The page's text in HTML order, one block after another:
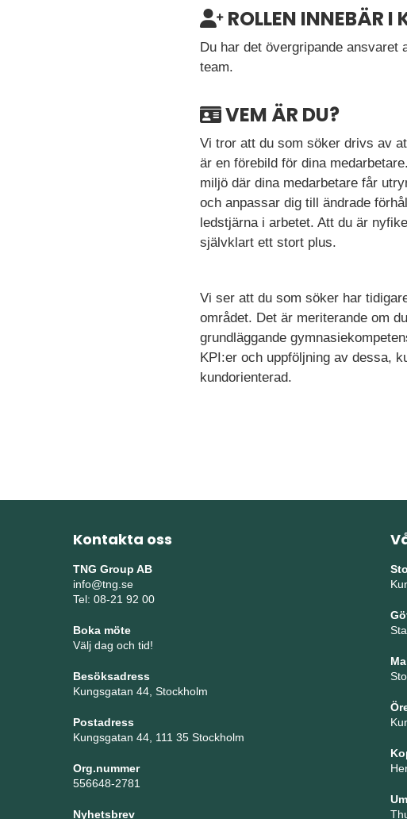
ROLLEN INNEBÄR I
Du har det övergripande ansvaret
team.
VEM ÄR DU?
Vi tror att du som söker drivs av
är en förebild för dina
miljö där dina medarbetare får
och anpassar dig till ändrade
ledstjärna i arbetet. Att du är
självklart ett stort plus.
Vi ser att du som söker har
området. Det är meriterande om
grundläggande
KPI:er och uppföljning av dessa,
kundorienterad.
Kontakta oss
TNG Group AB
info@tng.se
Tel: 08-21 92 00
Boka möte
Välj dag och tid!
Besöksadress
Kungsgatan 44, Stockholm
Postadress
Kungsgatan 44, 111 35 Stockholm
Org.nummer
556648-2781
Nyhetsbrev